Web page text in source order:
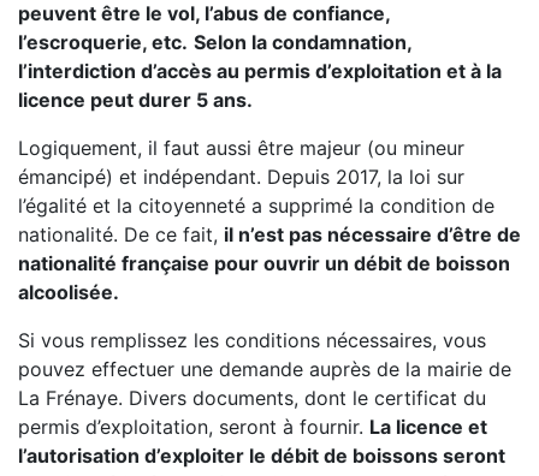
peuvent être le vol, l’abus de confiance,
l’escroquerie, etc. Selon la condamnation,
l’interdiction d’accès au permis d’exploitation et à la
licence peut durer 5 ans.
Logiquement, il faut aussi être majeur (ou mineur
émancipé) et indépendant. Depuis 2017, la loi sur
l’égalité et la citoyenneté a supprimé la condition de
nationalité. De ce fait, il n’est pas nécessaire d’être de
nationalité française pour ouvrir un débit de boisson
alcoolisée.
Si vous remplissez les conditions nécessaires, vous
pouvez effectuer une demande auprès de la mairie de
La Frénaye. Divers documents, dont le certificat du
permis d’exploitation, seront à fournir. La licence et
l’autorisation d’exploiter le débit de boissons seront